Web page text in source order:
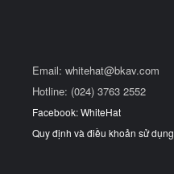
Email: whitehat@bkav.com
Hotline: (024) 3763 2552
Facebook: WhiteHat
Quy định và điều khoản sử dụng